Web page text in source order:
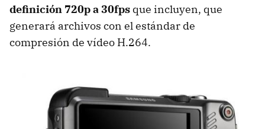
definición 720p a 30fps que incluyen, que
generará archivos con el estándar de
compresión de vídeo H.264.